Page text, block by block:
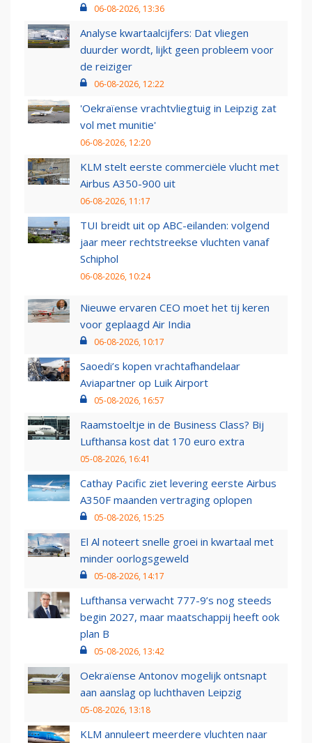
06-08-2026, 13:36
Analyse kwartaalcijfers: Dat vliegen
duurder wordt, lijkt geen probleem voor
de reiziger
06-08-2026, 12:22
'Oekraïense vrachtvliegtuig in Leipzig zat
vol met munitie'
06-08-2026, 12:20
KLM stelt eerste commerciële vlucht met
Airbus A350-900 uit
06-08-2026, 11:17
TUI breidt uit op ABC-eilanden: volgend
jaar meer rechtstreekse vluchten vanaf
Schiphol
06-08-2026, 10:24
Nieuwe ervaren CEO moet het tij keren
voor geplaagd Air India
06-08-2026, 10:17
Saoedi’s kopen vrachtafhandelaar
Aviapartner op Luik Airport
05-08-2026, 16:57
Raamstoeltje in de Business Class? Bij
Lufthansa kost dat 170 euro extra
05-08-2026, 16:41
Cathay Pacific ziet levering eerste Airbus
A350F maanden vertraging oplopen
05-08-2026, 15:25
El Al noteert snelle groei in kwartaal met
minder oorlogsgeweld
05-08-2026, 14:17
Lufthansa verwacht 777-9’s nog steeds
begin 2027, maar maatschappij heeft ook
plan B
05-08-2026, 13:42
Oekraïense Antonov mogelijk ontsnapt
aan aanslag op luchthaven Leipzig
05-08-2026, 13:18
KLM annuleert meerdere vluchten naar